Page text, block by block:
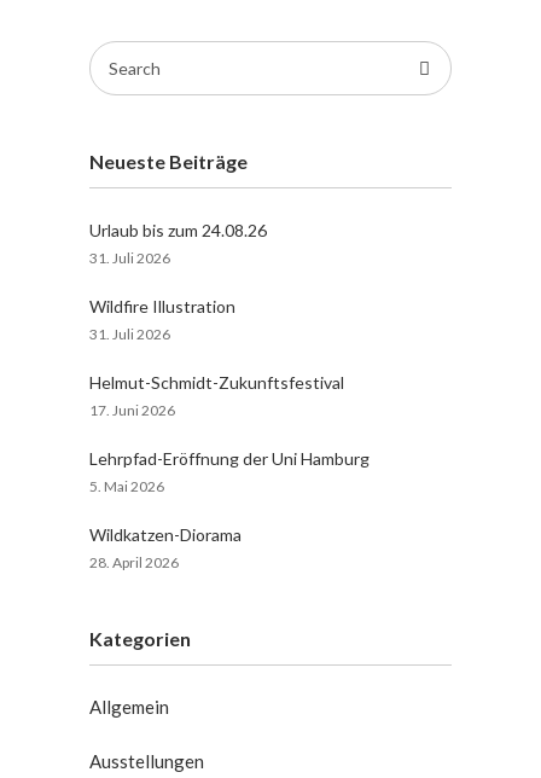
Search
for:
Neueste Beiträge
Urlaub bis zum 24.08.26
31. Juli 2026
Wildfire Illustration
31. Juli 2026
Helmut-Schmidt-Zukunftsfestival
17. Juni 2026
Lehrpfad-Eröffnung der Uni Hamburg
5. Mai 2026
Wildkatzen-Diorama
28. April 2026
Kategorien
Allgemein
Ausstellungen